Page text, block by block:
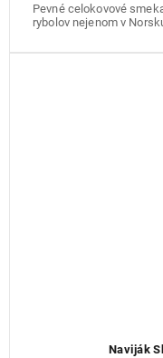
Pevné celokovové
rybolov nejenom v
Naviják